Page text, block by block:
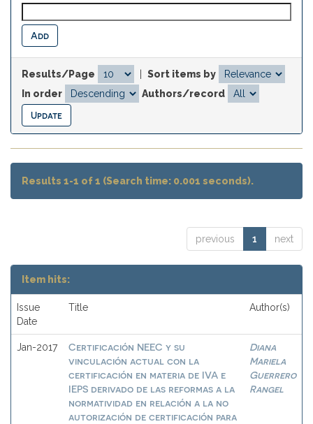
Results/Page
Sort items by
In order
Authors/record
Results 1-1 of 1 (Search time: 0.001 seconds).
previous 1 next
Item hits:
Issue
Date
Title Author(s)
Jan-2017
Certificación NEEC y su
vinculación actual con la
certificación en materia de IVA e
IEPS derivado de las reformas a la
normatividad en relación a la no
autorización de certificación para
Diana
Mariela
Guerrero
Rangel